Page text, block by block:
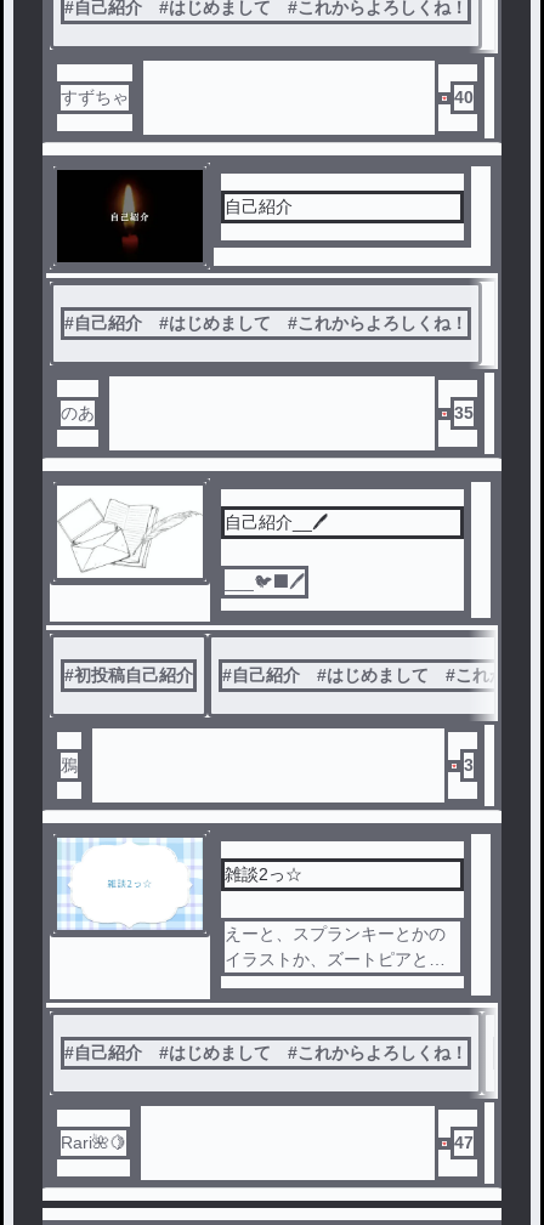
#自己紹介 #はじめまして #これからよろしくね！
すずちゃ 40
自己紹介
#自己紹介 #はじめまして #これからよろしくね！
のあ 35
自己紹介__🖊️
___🐦‍⬛🖊️
#初投稿自己紹介 #自己紹介 #はじめまして #これからよ
鴉 3
雑談2っ☆
えーと、スプランキーとかの
イラストか、ズートピアとか
ディズニー。まぁ、色々描い
たりします!
あと雑談ですね！雑談という
か、何でもやります！やれる
リクエストバンバン受け付け
#自己紹介 #はじめまして #これからよろしくね！
Rari🌺🍋 47